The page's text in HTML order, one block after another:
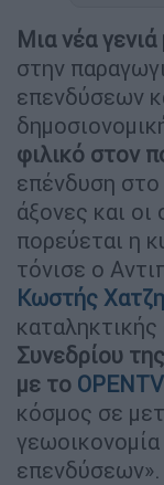
Μια νέα
στην
επενδύσεων
φιλικό στον
επένδυση στο
άξονες και
πορεύεται η
τόνισε ο
Κωστής
καταληκτικής
Συνεδρίου της
με το OPENTV
κόσμος σε
επενδύσεων».